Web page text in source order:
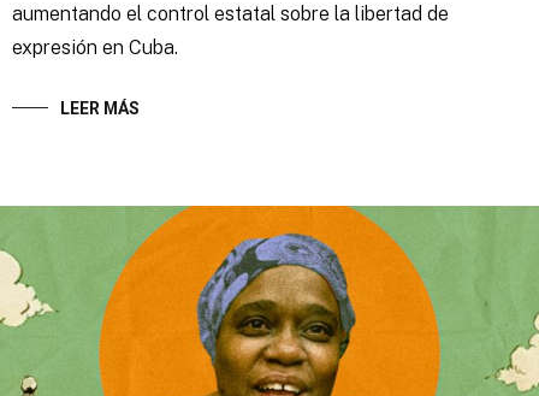
aumentando el control estatal sobre la libertad de
expresión en Cuba.
LEER MÁS